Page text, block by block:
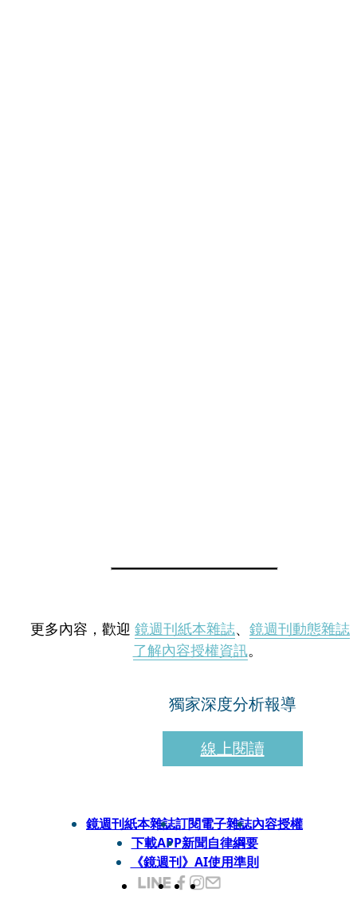
更多內容，歡迎 鏡週刊紙本雜誌、 鏡週刊動態雜誌
了解內容授權資訊。
獨家深度分析報導
線上閱讀
鏡週刊紙本雜誌訂閱電子雜誌內容授權
下載APP新聞自律綱要
《鏡週刊》AI使用準則